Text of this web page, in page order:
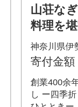
山荘な
料理を
券 伊勢
3]
神奈川県伊
寄付金額
創業400余
し ー四季